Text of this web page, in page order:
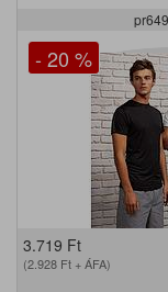
- 20 %
3.719 Ft
(2.928 Ft + ÁFA)